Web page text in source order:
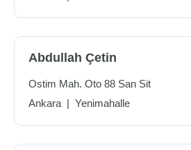
Abdullah Çetin
Ostim Mah. Oto 88 San Sit
Ankara | Yenimahalle